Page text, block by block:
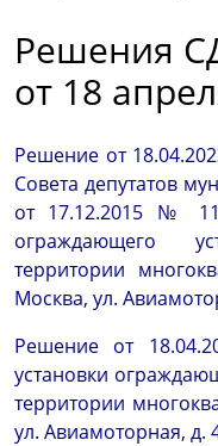
Решения
от 18
Решение от
Совета депутатов
от 17.12.2015 №
ограждающего
территории
Москва, ул.
Решение от
установки
территории
ул. Авиамоторная, д.